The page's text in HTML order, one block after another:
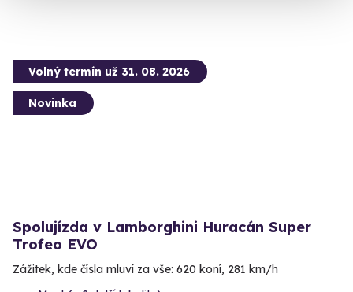
Volný termín už 31. 08. 2026
Novinka
Spolujízda v Lamborghini Huracán Super
Trofeo EVO
Zážitek, kde čísla mluví za vše: 620 koní, 281 km/h